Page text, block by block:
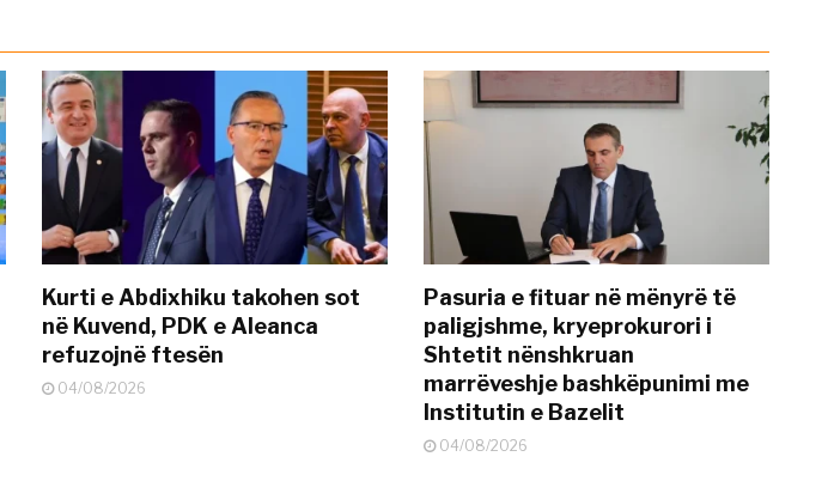
Kurti e Abdixhiku takohen sot
në Kuvend, PDK e Aleanca
refuzojnë ftesën
04/08/2026
Pasuria e fituar në mënyrë të
paligjshme, kryeprokurori i
Shtetit nënshkruan
marrëveshje bashkëpunimi me
Institutin e Bazelit
04/08/2026